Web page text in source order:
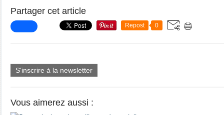
Partager cet article
Repost 0
S'inscrire à la newsletter
Vous aimerez aussi :